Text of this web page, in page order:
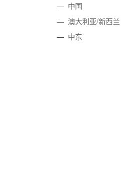
— 中国
— 澳大利亚/新西兰
— 中东